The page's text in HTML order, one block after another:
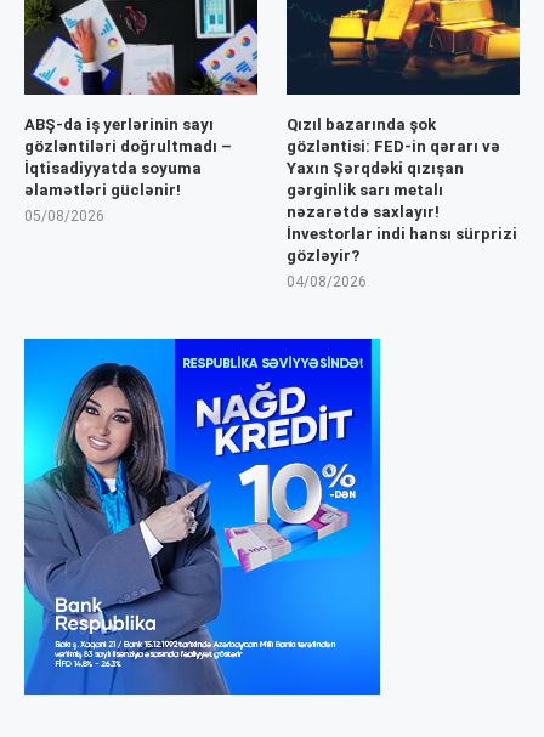
ABŞ-da iş yerlərinin sayı
gözləntiləri doğrultmadı –
İqtisadiyyatda soyuma
əlamətləri güclənir!
05/08/2026
Qızıl bazarında şok
gözləntisi: FED-in qərarı və
Yaxın Şərqdəki qızışan
gərginlik sarı metalı
nəzarətdə saxlayır!
İnvestorlar indi hansı sürprizi
gözləyir?
04/08/2026